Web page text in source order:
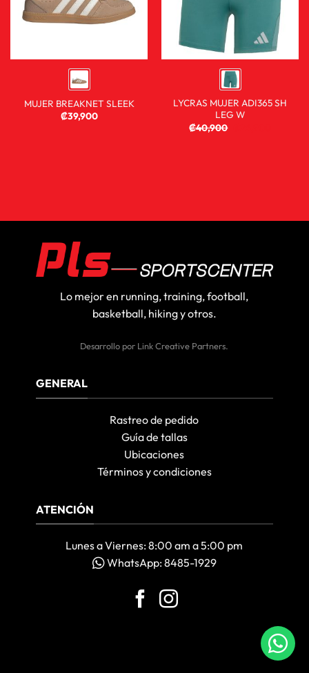
MUJER BREAKNET SLEEK
₡39,900
LYCRAS MUJER ADI365 SH
LEG W
₡40,900
Lo mejor en running, training, football,
basketball, hiking y otros.
Desarrollo por Link Creative Partners.
GENERAL
Rastreo de pedido
Guía de tallas
Ubicaciones
Términos y condiciones
ATENCIÓN
Lunes a Viernes: 8:00 am a 5:00 pm
WhatsApp: 8485-1929